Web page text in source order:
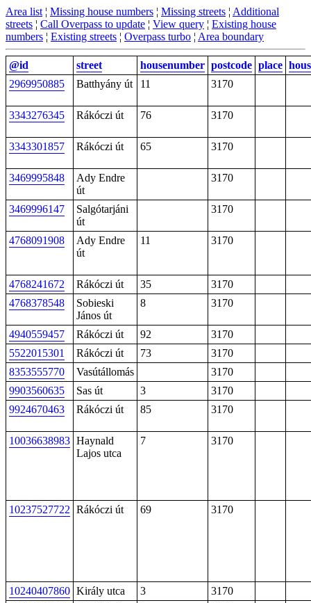
Area list ¦ Missing house numbers ¦ Missing streets ¦ Additional
streets ¦ Call Overpass to update ¦ View query ¦ Existing house
numbers ¦ Existing streets ¦ Overpass turbo ¦ Area boundary
@id street housenumber postcode place
2969950885
Batthyány út 11 3170
3343276345 Rákóczi út 76 3170
3343301857 Rákóczi út 65 3170
3469995848
Ady Endre
út
3170
3469996147
Salgótarjáni
út
3170
4768091908
Ady Endre
út
11 3170
4768241672 Rákóczi út 35
3170
4768378548
Sobieski
János út
8 3170
4940559457 Rákóczi út 92
3170
5522015301
Rákóczi út 73
3170
8353555770
Vasútállomás
3170
9903560635
Sas út 3
3170
9924670463
Rákóczi út 85 3170
10036638983 Haynald
Lajos utca
7 3170
10237527722 Rákóczi út 69 3170
10240407860 Király utca 3
3170